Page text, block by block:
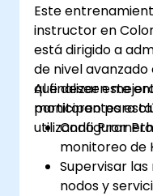
Este
instructor en
está dirigido a
de nivel
que deseen
monitoreo para
utilizando
Al finalizar este
participantes
Configurar
monitoreo de
Supervisar
nodos y